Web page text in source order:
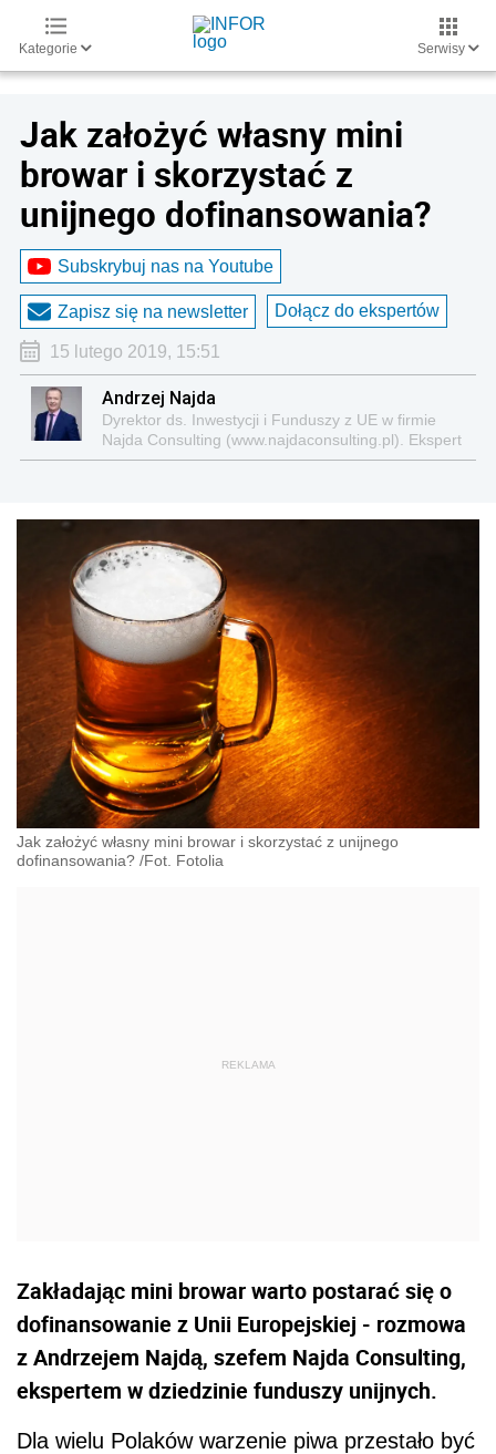
Kategorie Serwisy
Jak założyć własny mini
browar i skorzystać z
unijnego dofinansowania?
Subskrybuj nas na Youtube
Zapisz się na newsletter Dołącz do ekspertów
15 lutego 2019, 15:51
Andrzej Najda
Dyrektor ds. Inwestycji i Funduszy z UE w firmie
Najda Consulting (www.najdaconsulting.pl). Ekspert
w dziedzinie funduszy unijnych i dużych projektów
zajmuje się od 2002 roku. Według ogólnopolskiego
dwumiesięcznika Fundusze Europejskie, Najda
Consulting zajmuje wysokie miejsca w rankingu
najskuteczniejszych firm doradczych w Polsce.
Jak założyć własny mini browar i skorzystać z unijnego
dofinansowania? /Fot. Fotolia
Zakładając mini browar warto postarać się o
dofinansowanie z Unii Europejskiej - rozmowa
z Andrzejem Najdą, szefem Najda Consulting,
ekspertem w dziedzinie funduszy unijnych.
Dla wielu Polaków warzenie piwa przestało być